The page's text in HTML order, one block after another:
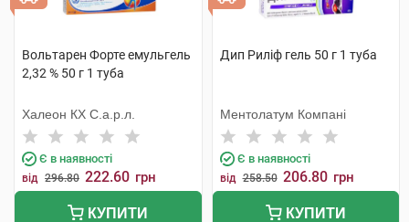
Вольтарен Форте емульгель
2,32 % 50 г 1 туба
Халеон КХ С.а.р.л.
Є в наявності
від 296.80 222.60 грн
КУПИТИ
Дип Риліф гель 50 г 1 туба
Ментолатум Компані
Є в наявності
від 258.50 206.80 грн
КУПИТИ